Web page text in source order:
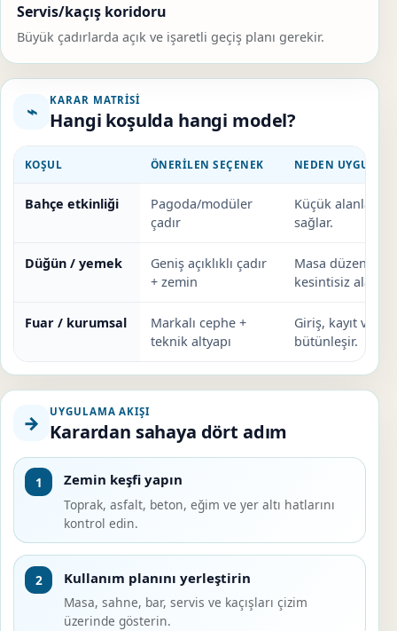
Servis/kaçış koridoru
Büyük çadırlarda açık ve işaretli geçiş planı gerekir.
⌁ KARAR MATRISI
Hangi koşulda hangi model?
KOŞUL ÖNERILEN SEÇENEK NEDEN UYGUN?
Bahçe etkinliği
Pagoda/modüler
çadır
Küçük alanlarda
sağlar.
Düğün / yemek
Geniş açıklıklı çadır
+ zemin
Masa düzeni ve
kesintisiz alan
Fuar / kurumsal
Markalı cephe +
teknik altyapı
Giriş, kayıt ve
bütünleşir.
→ UYGULAMA AKIŞI
Karardan sahaya dört adım
1 Zemin keşfi yapın
Toprak, asfalt, beton, eğim ve yer altı hatlarını
kontrol edin.
2 Kullanım planını yerleştirin
Masa, sahne, bar, servis ve kaçışları çizim
üzerinde gösterin.